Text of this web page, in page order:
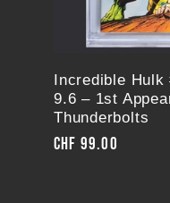
Incredible Hulk
9.6 – 1st
Thunderbolts
Normaler
CHF 99.00